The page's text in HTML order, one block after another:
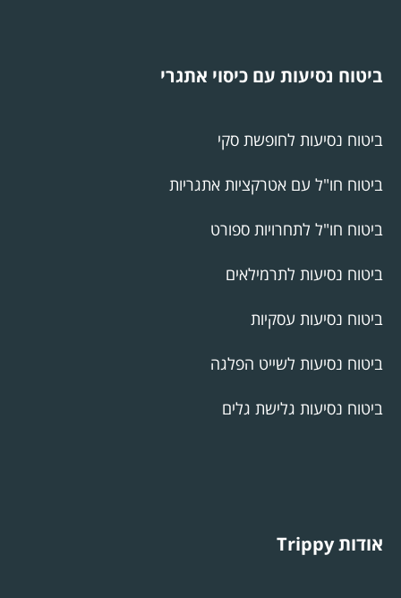
ביטוח נסיעות עם כיסוי אתגרי
ביטוח נסיעות לחופשת סקי
ביטוח חו"ל עם אטרקציות אתגריות
ביטוח חו"ל לתחרויות ספורט
ביטוח נסיעות לתרמילאים
ביטוח נסיעות עסקיות
ביטוח נסיעות לשייט הפלגה
ביטוח נסיעות גלישת גלים
אודות Trippy